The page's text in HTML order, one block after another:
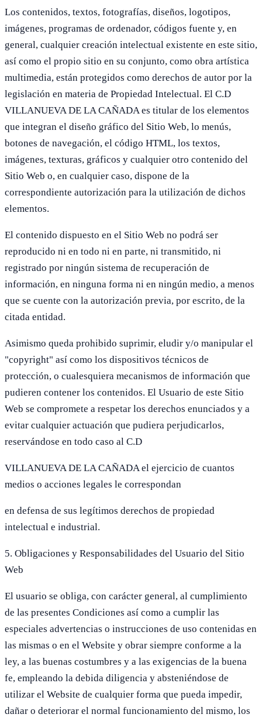
Los contenidos, textos, fotografías, diseños, logotipos,
imágenes, programas de ordenador, códigos fuente y, en
general, cualquier creación intelectual existente en este sitio,
así como el propio sitio en su conjunto, como obra artística
multimedia, están protegidos como derechos de autor por la
legislación en materia de Propiedad Intelectual. El C.D
VILLANUEVA DE LA CAÑADA es titular de los elementos
que integran el diseño gráfico del Sitio Web, lo menús,
botones de navegación, el código HTML, los textos,
imágenes, texturas, gráficos y cualquier otro contenido del
Sitio Web o, en cualquier caso, dispone de la
correspondiente autorización para la utilización de dichos
elementos.
El contenido dispuesto en el Sitio Web no podrá ser
reproducido ni en todo ni en parte, ni transmitido, ni
registrado por ningún sistema de recuperación de
información, en ninguna forma ni en ningún medio, a menos
que se cuente con la autorización previa, por escrito, de la
citada entidad.
Asimismo queda prohibido suprimir, eludir y/o manipular el
"copyright" así como los dispositivos técnicos de
protección, o cualesquiera mecanismos de información que
pudieren contener los contenidos. El Usuario de este Sitio
Web se compromete a respetar los derechos enunciados y a
evitar cualquier actuación que pudiera perjudicarlos,
reservándose en todo caso al C.D
VILLANUEVA DE LA CAÑADA el ejercicio de cuantos
medios o acciones legales le correspondan
en defensa de sus legítimos derechos de propiedad
intelectual e industrial.
5. Obligaciones y Responsabilidades del Usuario del Sitio
Web
El usuario se obliga, con carácter general, al cumplimiento
de las presentes Condiciones así como a cumplir las
especiales advertencias o instrucciones de uso contenidas en
las mismas o en el Website y obrar siempre conforme a la
ley, a las buenas costumbres y a las exigencias de la buena
fe, empleando la debida diligencia y absteniéndose de
utilizar el Website de cualquier forma que pueda impedir,
dañar o deteriorar el normal funcionamiento del mismo, los